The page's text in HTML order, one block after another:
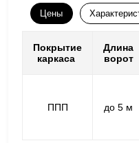
Цены
Покрытие
каркаса
Длина
ворот
ППП до 5 м